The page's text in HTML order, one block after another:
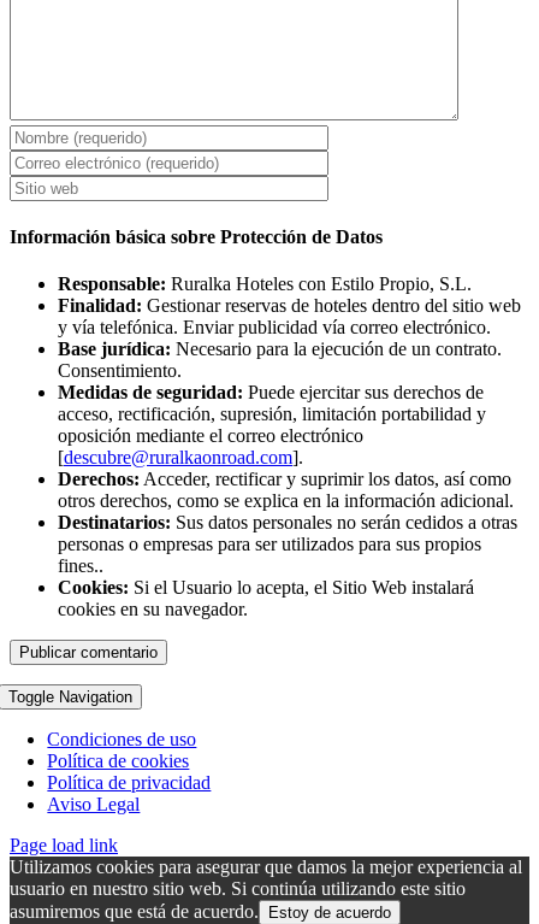
Información básica sobre Protección de Datos
Responsable: Ruralka Hoteles con Estilo Propio, S.L.
Finalidad: Gestionar reservas de hoteles dentro del sitio web
y vía telefónica. Enviar publicidad vía correo electrónico.
Base jurídica: Necesario para la ejecución de un contrato.
Consentimiento.
Medidas de seguridad: Puede ejercitar sus derechos de
acceso, rectificación, supresión, limitación portabilidad y
oposición mediante el correo electrónico
[descubre@ruralkaonroad.com].
Derechos: Acceder, rectificar y suprimir los datos, así como
otros derechos, como se explica en la información adicional.
Destinatarios: Sus datos personales no serán cedidos a otras
personas o empresas para ser utilizados para sus propios
fines..
Cookies: Si el Usuario lo acepta, el Sitio Web instalará
cookies en su navegador.
Toggle Navigation
Condiciones de uso
Política de cookies
Política de privacidad
Aviso Legal
Page load link
Utilizamos cookies para asegurar que damos la mejor experiencia al
usuario en nuestro sitio web. Si continúa utilizando este sitio
asumiremos que está de acuerdo.
Estoy de acuerdo